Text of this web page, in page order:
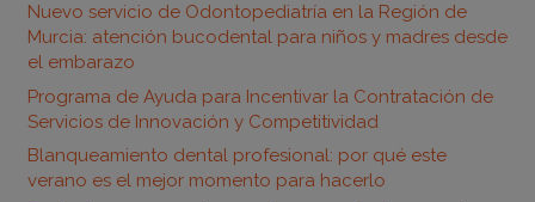
Nuevo servicio de Odontopediatría en la Región de
Murcia: atención bucodental para niños y madres desde
el embarazo
Programa de Ayuda para Incentivar la Contratación de
Servicios de Innovación y Competitividad
Blanqueamiento dental profesional: por qué este
verano es el mejor momento para hacerlo